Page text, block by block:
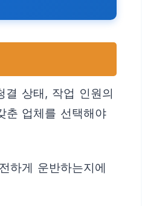
상태, 작업 인원의
춘 업체를 선택해야
하게 운반하는지에